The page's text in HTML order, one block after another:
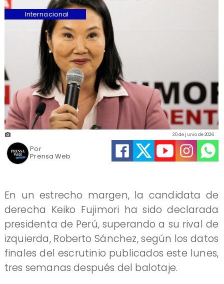
Prensa Web
30 de junio de 2026
Internacional
Por
En un estrecho margen, la candidata de
derecha Keiko Fujimori ha sido declarada
presidenta de Perú, superando a su rival de
izquierda, Roberto Sánchez, según los datos
finales del escrutinio publicados este lunes,
tres semanas después del balotaje.